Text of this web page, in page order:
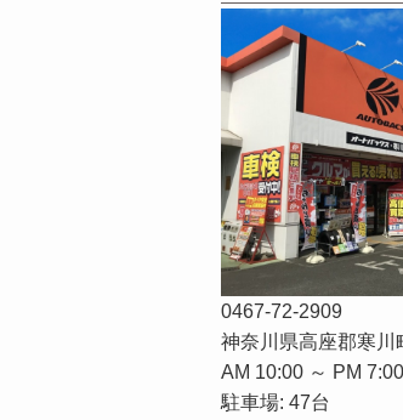
0467-72-2909
神奈川県高座郡寒川
AM 10:00 ～ PM 7:00
駐車場: 47台